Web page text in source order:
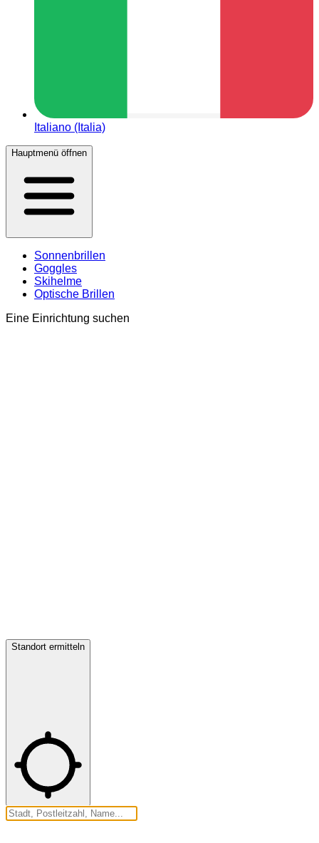
Italiano (Italia)
Hauptmenü öffnen
Sonnenbrillen
Goggles
Skihelme
Optische Brillen
Eine Einrichtung suchen
Standort ermitteln